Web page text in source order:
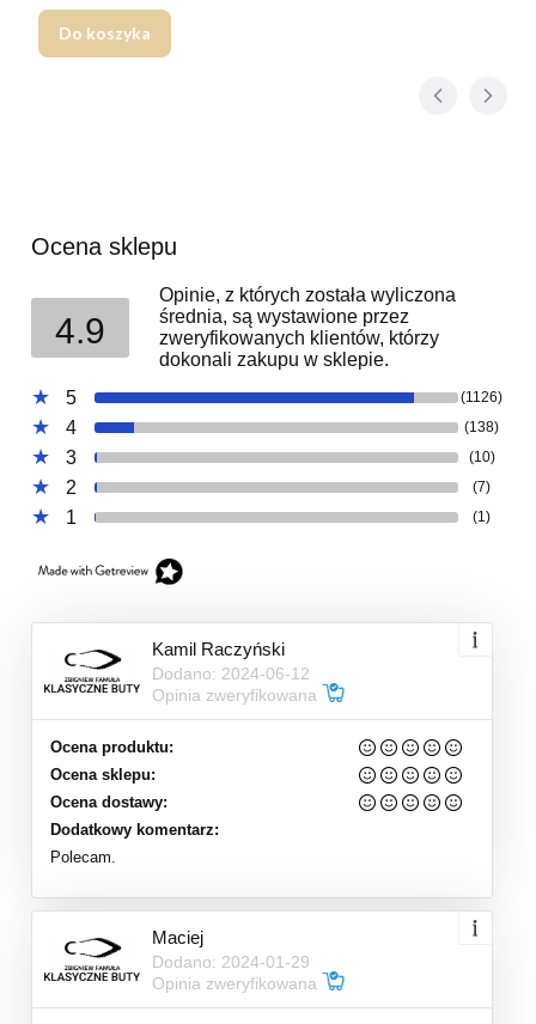
Do koszyka
Ocena sklepu
4.9
Opinie, z których została wyliczona
średnia, są wystawione przez
zweryfikowanych klientów, którzy
dokonali zakupu w sklepie.
5
(1126)
4 (138)
3 (10)
2 (7)
1 (1)
Kamil Raczyński
Dodano: 2024-06-12
Opinia zweryfikowana
Ocena produktu:
Ocena sklepu:
Ocena dostawy:
Dodatkowy komentarz:
Polecam.
Maciej
Dodano: 2024-01-29
Opinia zweryfikowana